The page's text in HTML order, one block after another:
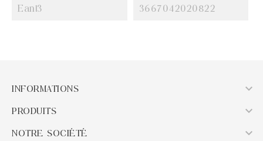
Ean13 3667042020822
INFORMATIONS 
PRODUITS 
NOTRE SOCIÉTÉ 